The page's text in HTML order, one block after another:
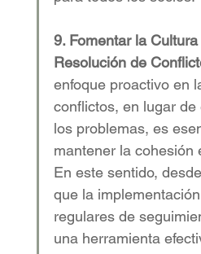
9. Fomentar la
Resolución de
enfoque proactivo en
conflictos, en lugar de
los problemas, es
mantener la cohesión
En este sentido,
que la
regulares de
una herramienta